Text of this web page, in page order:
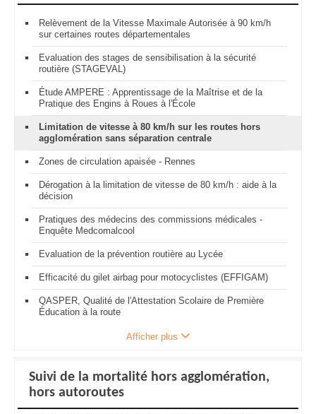
Relèvement de la Vitesse Maximale Autorisée à 90 km/h
sur certaines routes départementales
Evaluation des stages de sensibilisation à la sécurité
routière (STAGEVAL)
Étude AMPERE : Apprentissage de la Maîtrise et de la
Pratique des Engins à Roues à l'École
Limitation de vitesse à 80 km/h sur les routes hors
agglomération sans séparation centrale
Zones de circulation apaisée - Rennes
Dérogation à la limitation de vitesse de 80 km/h : aide à la
décision
Pratiques des médecins des commissions médicales -
Enquête Medcomalcool
Evaluation de la prévention routière au Lycée
Efficacité du gilet airbag pour motocyclistes (EFFIGAM)
QASPER, Qualité de l'Attestation Scolaire de Première
Éducation à la route
Afficher plus
Suivi de la mortalité hors agglomération,
hors autoroutes